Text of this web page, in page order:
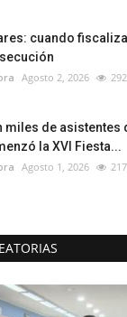
cuando
Agosto 2, 2026 292
miles de asistentes
la XVI Fiesta...
Agosto 1, 2026 217